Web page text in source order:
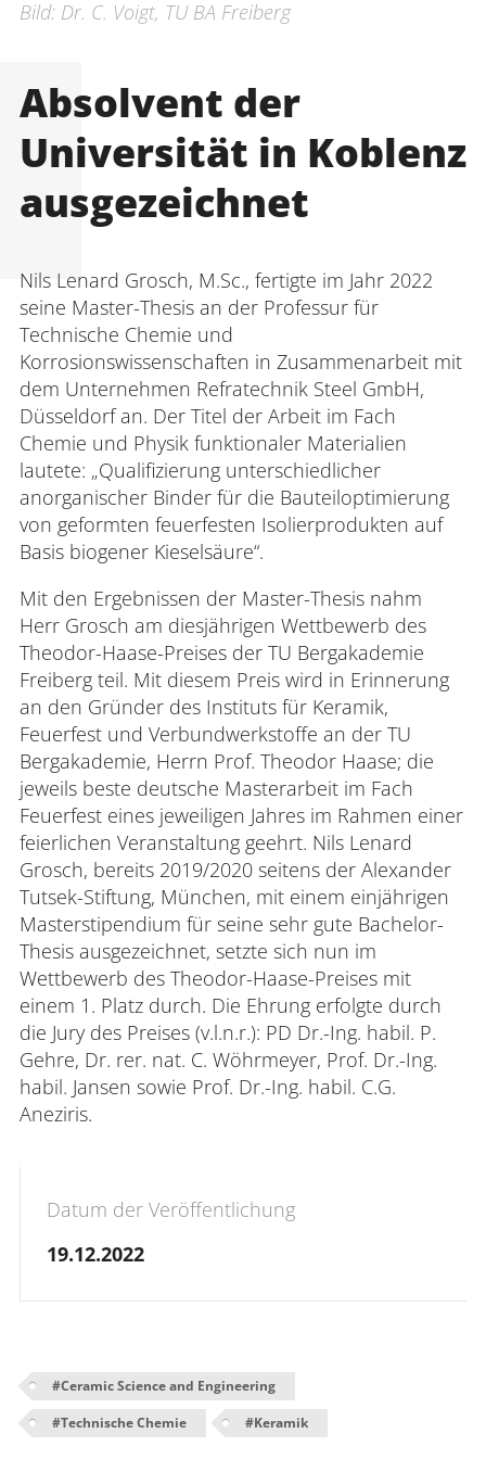
Bild: Dr. C. Voigt, TU BA Freiberg
Absolvent der
Universität in Koblenz
ausgezeichnet
Nils Lenard Grosch, M.Sc., fertigte im Jahr 2022
seine Master-Thesis an der Professur für
Technische Chemie und
Korrosionswissenschaften in Zusammenarbeit mit
dem Unternehmen Refratechnik Steel GmbH,
Düsseldorf an. Der Titel der Arbeit im Fach
Chemie und Physik funktionaler Materialien
lautete: „Qualifizierung unterschiedlicher
anorganischer Binder für die Bauteiloptimierung
von geformten feuerfesten Isolierprodukten auf
Basis biogener Kieselsäure“.
Mit den Ergebnissen der Master-Thesis nahm
Herr Grosch am diesjährigen Wettbewerb des
Theodor-Haase-Preises der TU Bergakademie
Freiberg teil. Mit diesem Preis wird in Erinnerung
an den Gründer des Instituts für Keramik,
Feuerfest und Verbundwerkstoffe an der TU
Bergakademie, Herrn Prof. Theodor Haase; die
jeweils beste deutsche Masterarbeit im Fach
Feuerfest eines jeweiligen Jahres im Rahmen einer
feierlichen Veranstaltung geehrt. Nils Lenard
Grosch, bereits 2019/2020 seitens der Alexander
Tutsek-Stiftung, München, mit einem einjährigen
Masterstipendium für seine sehr gute Bachelor-
Thesis ausgezeichnet, setzte sich nun im
Wettbewerb des Theodor-Haase-Preises mit
einem 1. Platz durch. Die Ehrung erfolgte durch
die Jury des Preises (v.l.n.r.): PD Dr.-Ing. habil. P.
Gehre, Dr. rer. nat. C. Wöhrmeyer, Prof. Dr.-Ing.
habil. Jansen sowie Prof. Dr.-Ing. habil. C.G.
Aneziris.
Datum der Veröffentlichung
19.12.2022
#Ceramic Science and Engineering
#Technische Chemie #Keramik